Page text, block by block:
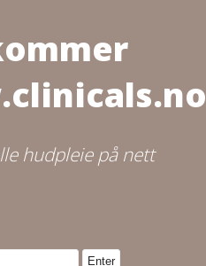
hudpleie på nett